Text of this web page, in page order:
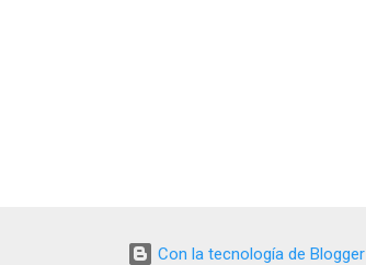
Con la tecnología de Blogger